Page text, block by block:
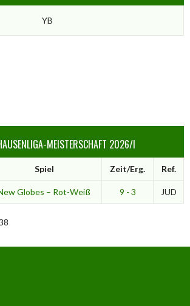
YB
MEISTERSCHAFT 2026/I
Spiel Zeit/Erg. Ref.
Globes – Rot-Weiß 9 - 3 JUD